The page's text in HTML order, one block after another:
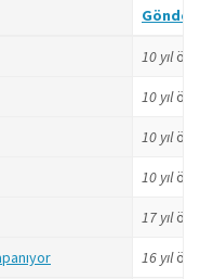
10 yıl
10 yıl
10 yıl
10 yıl
17 yıl
16 yıl